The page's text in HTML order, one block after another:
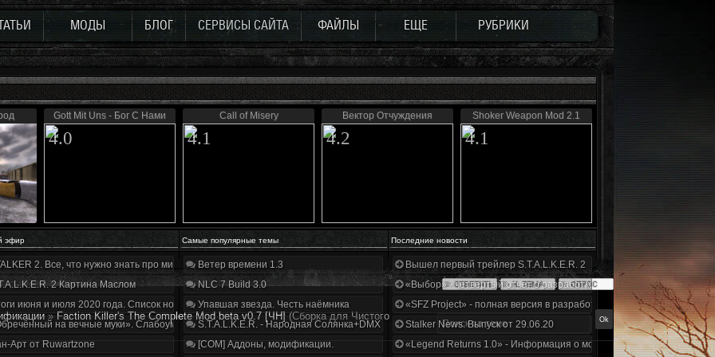
МОДЫ БЛОГ СЕРВИСЫ САЙТА ФАЙЛЫ ЕЩЕ РУБРИКИ
Gott Mit Uns - Бог С Нами
4.0
Call of Misery
4.1
Вектор Отчуждения
4.2
Shoker Weapon Mod 2.1
4.1
эфир Самые популярные темы Последние новости
2. Все, что нужно знать про мир, геймплей и сюжет | Разбор трейлера
2 Картина Маслом
июня и июля 2020 года. Список нововведений
на вечные муки». Слабоумие и отвага
Арт от Ruwartzone
Ветер времени 1.3
NLC 7 Build 3.0
Упавшая звезда. Честь наёмника
S.T.A.L.K.E.R. - Народная Солянка+DMX 1.3.5.ООП.МА.К.
[COM] Аддоны, модификации.
Вышел первый трейлер S.T.A.L.K.E.R. 2
«Выбор» - четвертый отчет о разработке!
«SFZ Project» - полная версия в разработке!
Stalker News. Выпуск от 29.06.20
«Legend Returns 1.0» - Информация о моде за июнь 2020
» Faction Killer's The Complete Mod beta v0.7 [ЧН] (Сборка для Чистого